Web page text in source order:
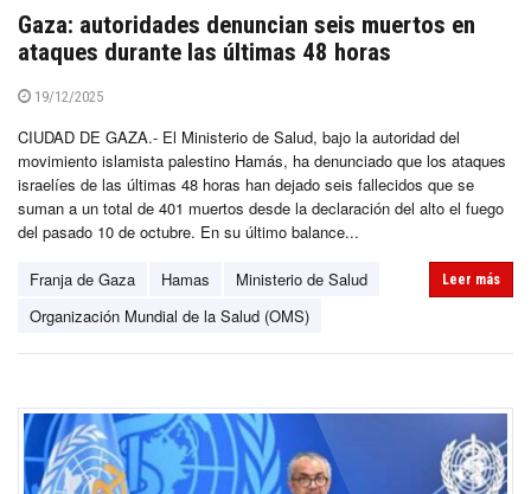
Gaza: autoridades denuncian seis muertos en
ataques durante las últimas 48 horas
19/12/2025
CIUDAD DE GAZA.- El Ministerio de Salud, bajo la autoridad del
movimiento islamista palestino Hamás, ha denunciado que los ataques
israelíes de las últimas 48 horas han dejado seis fallecidos que se
suman a un total de 401 muertos desde la declaración del alto el fuego
del pasado 10 de octubre. En su último balance...
Franja de Gaza Hamas
Ministerio de Salud
Organización Mundial de la Salud (OMS)
Leer más